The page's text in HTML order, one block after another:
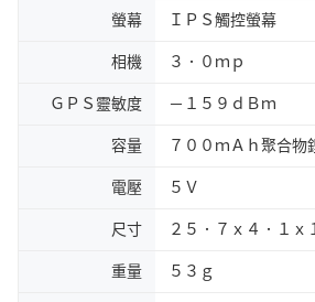
螢幕 ＩＰＳ觸控螢幕
相機 ３．０ｍｐ
ＧＰＳ靈敏度 －１５９ｄＢｍ
容量 ７００ｍＡｈ聚合物
電壓 ５Ｖ
尺寸 ２５．７ｘ４．１ｘ
重量 ５３ｇ